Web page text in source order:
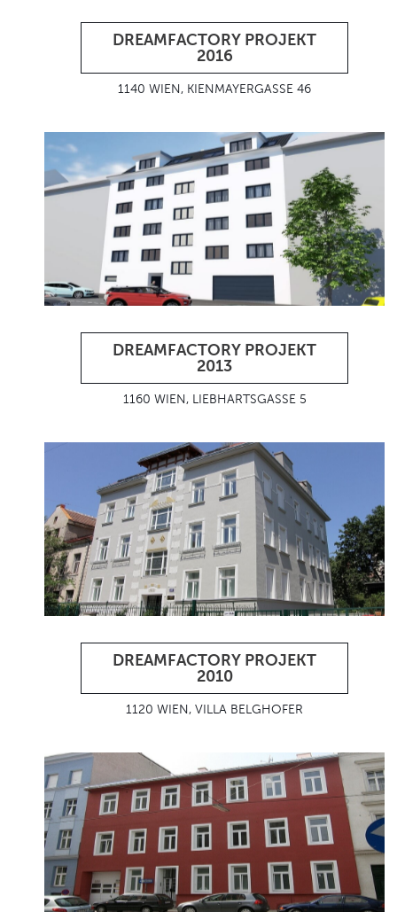
DREAMFACTORY PROJEKT
2016
1140 WIEN, KIENMAYERGASSE 46
DREAMFACTORY PROJEKT
2013
1160 WIEN, LIEBHARTSGASSE 5
DREAMFACTORY PROJEKT
2010
1120 WIEN, VILLA BELGHOFER